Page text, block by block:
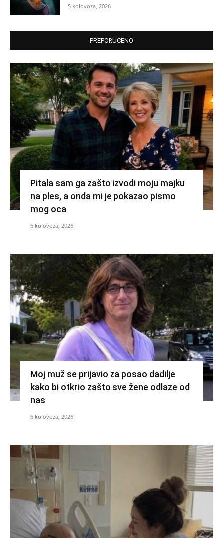
5 kolovoza, 2026
PREPORUČENO
Pitala sam ga zašto izvodi moju majku
na ples, a onda mi je pokazao pismo
mog oca
6 kolovoza, 2026
Moj muž se prijavio za posao dadilje
kako bi otkrio zašto sve žene odlaze od
nas
6 kolovoza, 2026